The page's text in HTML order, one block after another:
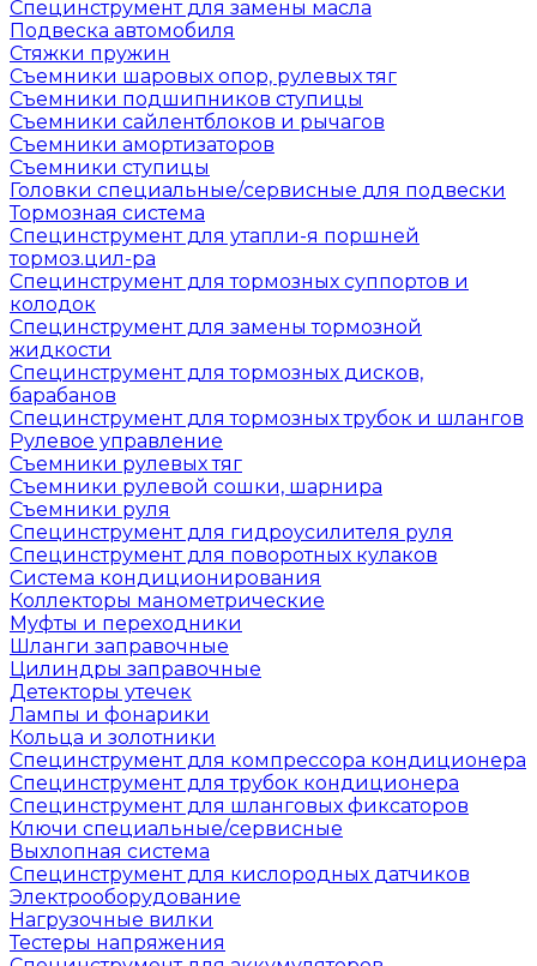
Специнструмент для замены масла
Подвеска автомобиля
Стяжки пружин
Съемники шаровых опор, рулевых тяг
Съемники подшипников ступицы
Съемники сайлентблоков и рычагов
Съемники амортизаторов
Съемники ступицы
Головки специальные/сервисные для подвески
Тормозная система
Специнструмент для утапли-я поршней
тормоз.цил-ра
Специнструмент для тормозных суппортов и
колодок
Специнструмент для замены тормозной
жидкости
Специнструмент для тормозных дисков,
барабанов
Специнструмент для тормозных трубок и шлангов
Рулевое управление
Съемники рулевых тяг
Съемники рулевой сошки, шарнира
Съемники руля
Специнструмент для гидроусилителя руля
Специнструмент для поворотных кулаков
Система кондиционирования
Коллекторы манометрические
Муфты и переходники
Шланги заправочные
Цилиндры заправочные
Детекторы утечек
Лампы и фонарики
Кольца и золотники
Специнструмент для компрессора кондиционера
Специнструмент для трубок кондиционера
Специнструмент для шланговых фиксаторов
Ключи специальные/сервисные
Выхлопная система
Специнструмент для кислородных датчиков
Электрооборудование
Нагрузочные вилки
Тестеры напряжения